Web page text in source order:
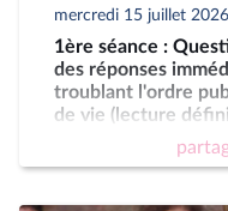
mercredi 15 juillet 2026
1ère séance :
des réponses
troublant l'ordre
de vie (lecture